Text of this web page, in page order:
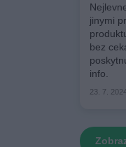
jinymi
bez
info.
23. 7. 2024